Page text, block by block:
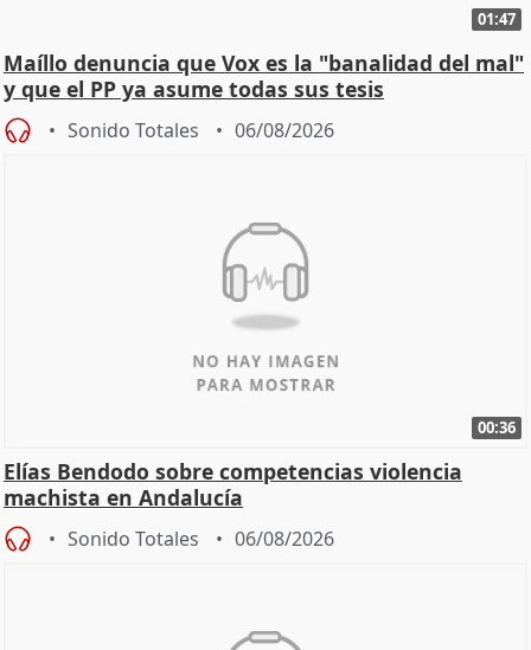
01:47
Maíllo denuncia que Vox es la "banalidad del mal"
y que el PP ya asume todas sus tesis
Sonido Totales 06/08/2026
00:36
Elías Bendodo sobre competencias violencia
machista en Andalucía
Sonido Totales 06/08/2026